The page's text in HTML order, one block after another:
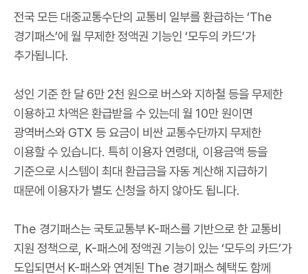
전국 모든 대중교통수단의 교통비 일부를 환급하는‘The
경기패스’에 월 무제한 정액권 기능인 ‘모두의 카드’가
추가됩니다.
성인 기준 한 달6만 2천 원으로 버스와 지하철 등을 무제한
이용하고 차액은 환급받을 수 있는데 월 10만 원이면
광역버스와 GTX 등 요금이 비싼 교통수단까지 무제한
이용할 수 있습니다. 특히 이용자 연령대, 이용금액 등을
기준으로 시스템이 최대 환급금을 자동 계산해 지급하기
때문에 이용자가 별도 신청을 하지 않아도 됩니다.
The 경기패스는 국토교통부 K-패스를 기반으로 한 교통비
지원 정책으로, K-패스에 정액권 기능이 있는‘모두의 카드’가
도입되면서 K-패스와 연계된 The 경기패스 혜택도 함께